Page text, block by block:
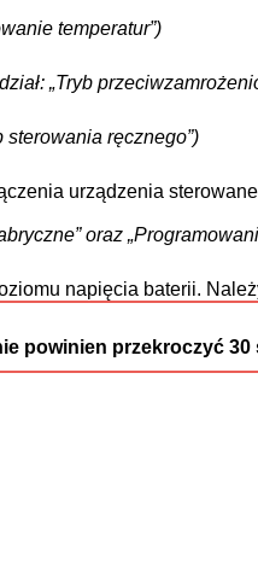
temperatur”)
„Tryb
sterowania ręcznego”)
urządzenia
oraz
napięcia baterii.
powinien przekroczyć 30